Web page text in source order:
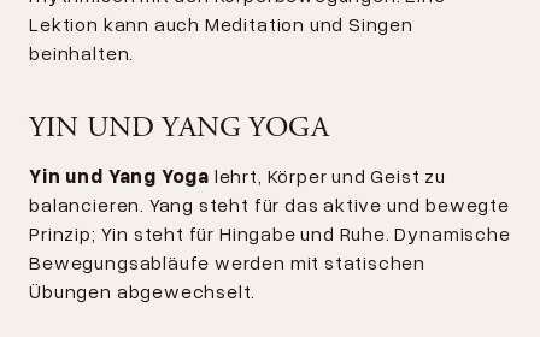
Lektion kann auch Meditation und Singen
beinhalten.
YIN UND YANG YOGA
Yin und Yang Yoga lehrt, Körper und Geist zu
balancieren. Yang steht für das aktive und bewegte
Prinzip; Yin steht für Hingabe und Ruhe. Dynamische
Bewegungsabläufe werden mit statischen
Übungen abgewechselt.